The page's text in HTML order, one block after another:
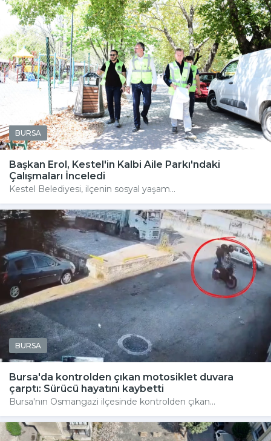
BURSA
Başkan Erol, Kestel'in Kalbi Aile Parkı'ndaki
Çalışmaları İnceledi
Kestel Belediyesi, ilçenin sosyal yaşam...
BURSA
Bursa'da kontrolden çıkan motosiklet duvara
çarptı: Sürücü hayatını kaybetti
Bursa'nın Osmangazi ilçesinde kontrolden çıkan...